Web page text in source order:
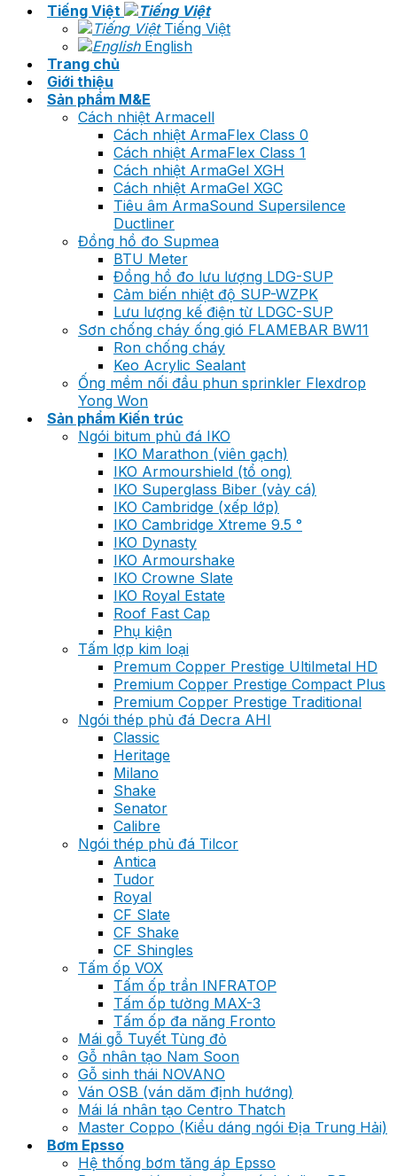
Tiếng Việt
Tiếng Việt
English
Trang chủ
Giới thiệu
Sản phẩm M&E
Cách nhiệt Armacell
Cách nhiệt ArmaFlex Class 0
Cách nhiệt ArmaFlex Class 1
Cách nhiệt ArmaGel XGH
Cách nhiệt ArmaGel XGC
Tiêu âm ArmaSound Supersilence
Ductliner
Đồng hồ đo Supmea
BTU Meter
Đồng hồ đo lưu lượng LDG-SUP
Cảm biến nhiệt độ SUP-WZPK
Lưu lượng kế điện từ LDGC-SUP
Sơn chống cháy ống gió FLAMEBAR BW11
Ron chống cháy
Keo Acrylic Sealant
Ống mềm nối đầu phun sprinkler Flexdrop
Yong Won
Sản phẩm Kiến trúc
Ngói bitum phủ đá IKO
IKO Marathon (viên gạch)
IKO Armourshield (tổ ong)
IKO Superglass Biber (vảy cá)
IKO Cambridge (xếp lớp)
IKO Cambridge Xtreme 9.5 °
IKO Dynasty
IKO Armourshake
IKO Crowne Slate
IKO Royal Estate
Roof Fast Cap
Phụ kiện
Tấm lợp kim loại
Premum Copper Prestige Ultilmetal HD
Premium Copper Prestige Compact Plus
Premium Copper Prestige Traditional
Ngói thép phủ đá Decra AHI
Classic
Heritage
Milano
Shake
Senator
Calibre
Ngói thép phủ đá Tilcor
Antica
Tudor
Royal
CF Slate
CF Shake
CF Shingles
Tấm ốp VOX
Tấm ốp trần INFRATOP
Tấm ốp tường MAX-3
Tấm ốp đa năng Fronto
Mái gỗ Tuyết Tùng đỏ
Gỗ nhân tạo Nam Soon
Gỗ sinh thái NOVANO
Ván OSB (ván dăm định hướng)
Mái lá nhân tạo Centro Thatch
Master Coppo (Kiểu dáng ngói Địa Trung Hải)
Bơm Epsso
Hệ thống bơm tăng áp Epsso